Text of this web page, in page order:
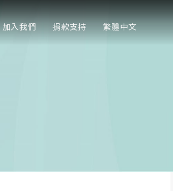
加入我們 捐款支持 繁體中文